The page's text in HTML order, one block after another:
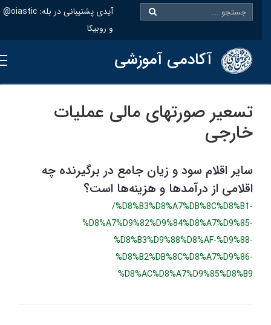
@oiastic :آیدی پشتیبانی در بله
و روبیکا
آکادمی آموزشی
تسعیر صورتهای مالی عملیات
خارجی
سایر اقلام سود و زیان جامع در برگیرنده چه
اقلامی از درآمدها و هزینه‌ها است؟
/%D8%B3%D8%A7%DB%8C%D8%B1-
%D8%A7%D9%82%D9%84%D8%A7%D9%85-
%D8%B3%D9%88%D8%AF-%D9%88-
%D8%B2%DB%8C%D8%A7%D9%86-
%D8%AC%D8%A7%D9%85%D8%B9